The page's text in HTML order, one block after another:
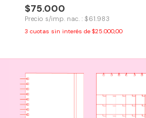
$75.000
Precio s/imp. nac. : $61.983
3 cuotas sin interés de $25.000,00